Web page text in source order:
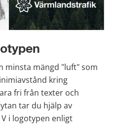
minsta mängd "luft" som
kring
fri från texter och
tar du hjälp av
i logotypen enligt